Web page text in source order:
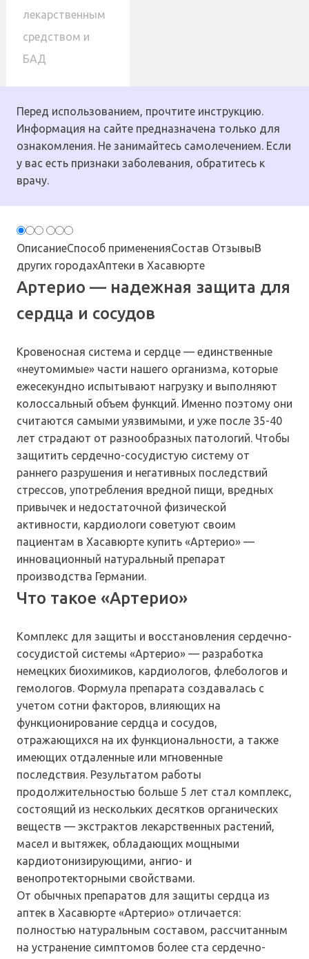
лекарственным
средством и
БАД
Перед использованием, прочтите инструкцию.
Информация на сайте предназначена только для
ознакомления. Не занимайтесь самолечением. Если
у вас есть признаки заболевания, обратитесь к
врачу.
ОписаниеСпособ примененияСостав ОтзывыВ
других городахАптеки в Хасавюрте
Артерио — надежная защита для
сердца и сосудов
Кровеносная система и сердце — единственные
«неутомимые» части нашего организма, которые
ежесекундно испытывают нагрузку и выполняют
колоссальный объем функций. Именно поэтому они
считаются самыми уязвимыми, и уже после 35-40
лет страдают от разнообразных патологий. Чтобы
защитить сердечно-сосудистую систему от
раннего разрушения и негативных последствий
стрессов, употребления вредной пищи, вредных
привычек и недостаточной физической
активности, кардиологи советуют своим
пациентам в Хасавюрте купить «Артерио» —
инновационный натуральный препарат
производства Германии.
Что такое «Артерио»
Комплекс для защиты и восстановления сердечно-
сосудистой системы «Артерио» — разработка
немецких биохимиков, кардиологов, флебологов и
гемологов. Формула препарата создавалась с
учетом сотни факторов, влияющих на
функционирование сердца и сосудов,
отражающихся на их функциональности, а также
имеющих отдаленные или мгновенные
последствия. Результатом работы
продолжительностью больше 5 лет стал комплекс,
состоящий из нескольких десятков органических
веществ — экстрактов лекарственных растений,
масел и вытяжек, обладающих мощными
кардиотонизирующими, ангио- и
венопротекторными свойствами.
От обычных препаратов для защиты сердца из
аптек в Хасавюрте «Артерио» отличается:
полностью натуральным составом, рассчитанным
на устранение симптомов более ста сердечно-